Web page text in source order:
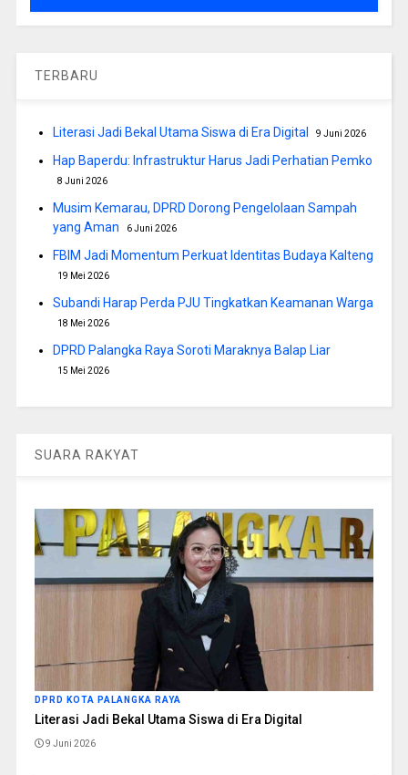
TERBARU
Literasi Jadi Bekal Utama Siswa di Era Digital 9 Juni 2026
Hap Baperdu: Infrastruktur Harus Jadi Perhatian Pemko
8 Juni 2026
Musim Kemarau, DPRD Dorong Pengelolaan Sampah
yang Aman
6 Juni 2026
FBIM Jadi Momentum Perkuat Identitas Budaya Kalteng
19 Mei 2026
Subandi Harap Perda PJU Tingkatkan Keamanan Warga
18 Mei 2026
DPRD Palangka Raya Soroti Maraknya Balap Liar
15 Mei 2026
SUARA RAKYAT
DPRD KOTA PALANGKA RAYA
Literasi Jadi Bekal Utama Siswa di Era Digital
9 Juni 2026